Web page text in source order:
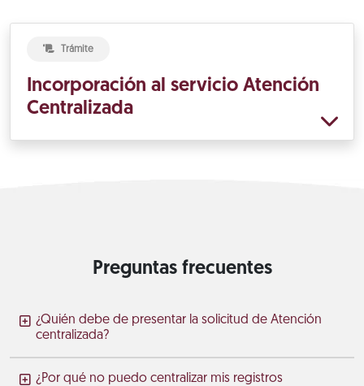
Trámite
Incorporación al servicio Atención
Centralizada
Preguntas frecuentes
¿Quién debe de presentar la solicitud de Atención
centralizada?
¿Por qué no puedo centralizar mis registros